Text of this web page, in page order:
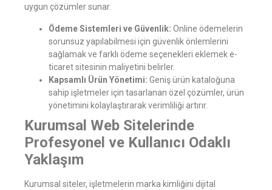
uygun çözümler sunar.
Ödeme Sistemleri ve Güvenlik: Online ödemelerin
sorunsuz yapılabilmesi için güvenlik önlemlerini
sağlamak ve farklı ödeme seçenekleri eklemek e-
ticaret sitesinin maliyetini belirler.
Kapsamlı Ürün Yönetimi: Geniş ürün kataloğuna
sahip işletmeler için tasarlanan özel çözümler, ürün
yönetimini kolaylaştırarak verimliliği artırır.
Kurumsal Web Sitelerinde
Profesyonel ve Kullanıcı Odaklı
Yaklaşım
Kurumsal siteler, işletmelerin marka kimliğini dijital